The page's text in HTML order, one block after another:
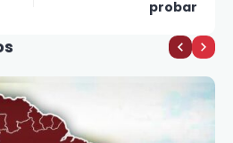
probar